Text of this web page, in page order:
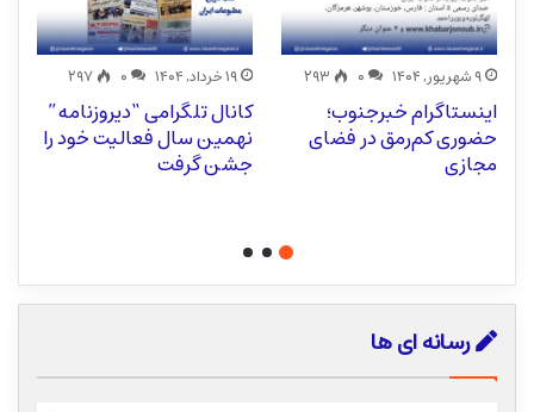
۹ شهریور, ۱۴۰۴ ۰ ۲۹۳
اینستاگرام خبرجنوب؛
حضوری کم‌رمق در فضای
مجازی
۱۹ خرداد, ۱۴۰۴ ۰ ۲۹۷
کانال تلگرامی “دیروزنامه”
نهمین سال فعالیت خود را
جشن گرفت
رسانه ای ها